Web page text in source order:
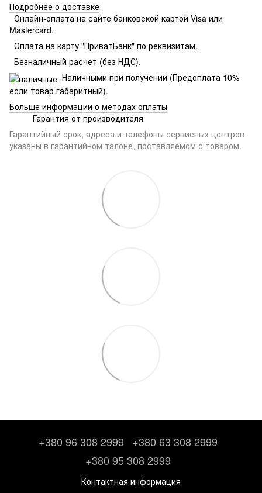
Подробнее о доставке
Онлайн-оплата на сайте банковской картой Visa или
Mastercard.
Оплата на карту "ПриватБанк" по реквизитам.
Безналичный расчет (без НДС).
Наличными при получении (Предоплата 10%
если товар габаритный).
Больше информации о методах оплаты
Гарантия от производителя
Гарантийный срок, адреса и телефоны сервисных центров
указаны в гарантийном талоне, поставляемом с товаром.
+380 96 308 2999
+380 63 308 2999
+380 95 308 2999
Контактная информация